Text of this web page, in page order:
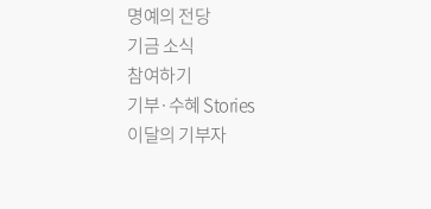
명예의 전당
기금 소식
참여하기
기부·수혜 Stories
이달의 기부자